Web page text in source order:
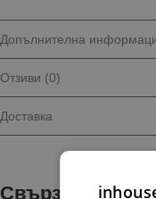
Допълнителна
Отзиви (0)
Доставка
Свързани